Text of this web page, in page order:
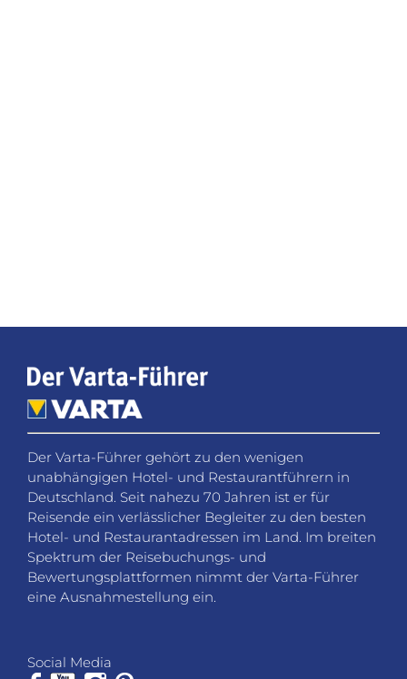
Der Varta-Führer gehört zu den wenigen
unabhängigen Hotel- und Restaurantführern in
Deutschland. Seit nahezu 70 Jahren ist er für
Reisende ein verlässlicher Begleiter zu den besten
Hotel- und Restaurantadressen im Land. Im breiten
Spektrum der Reisebuchungs- und
Bewertungsplattformen nimmt der Varta-Führer
eine Ausnahmestellung ein.
Social Media